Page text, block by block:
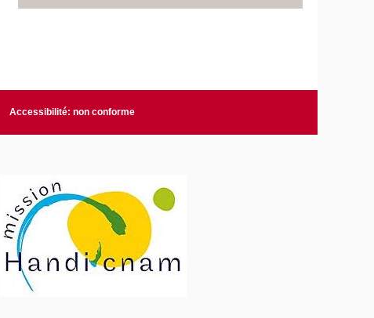
Accessibilité: non conforme